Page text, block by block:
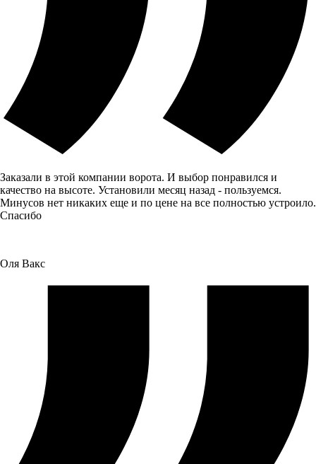
Заказали в этой компании ворота. И выбор понравился и
качество на высоте. Установили месяц назад - пользуемся.
Минусов нет никаких еще и по цене на все полностью устроило.
Спасибо
Оля Вакс